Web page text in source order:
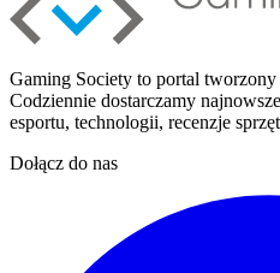
Gaming Society to portal tworzony
Codziennie dostarczamy
esportu, technologii, recenzje
Dołącz do nas